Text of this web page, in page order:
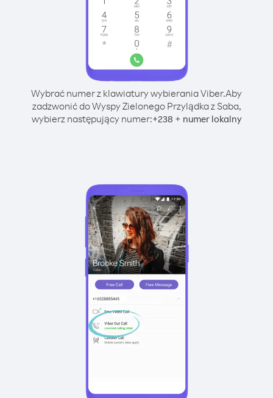
Wybrać numer z klawiatury wybierania Viber.Aby
zadzwonić do Wyspy Zielonego Przylądka z Saba,
wybierz następujący numer:+238 + numer lokalny